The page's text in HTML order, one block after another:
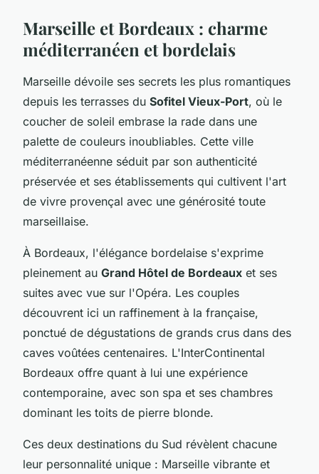
Marseille et Bordeaux : charme
méditerranéen et bordelais
Marseille dévoile ses secrets les plus romantiques
depuis les terrasses du Sofitel Vieux-Port, où le
coucher de soleil embrase la rade dans une
palette de couleurs inoubliables. Cette ville
méditerranéenne séduit par son authenticité
préservée et ses établissements qui cultivent l'art
de vivre provençal avec une générosité toute
marseillaise.
À Bordeaux, l'élégance bordelaise s'exprime
pleinement au Grand Hôtel de Bordeaux et ses
suites avec vue sur l'Opéra. Les couples
découvrent ici un raffinement à la française,
ponctué de dégustations de grands crus dans des
caves voûtées centenaires. L'InterContinental
Bordeaux offre quant à lui une expérience
contemporaine, avec son spa et ses chambres
dominant les toits de pierre blonde.
Ces deux destinations du Sud révèlent chacune
leur personnalité unique : Marseille vibrante et